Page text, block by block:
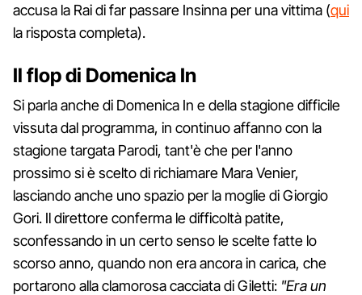
accusa la Rai di far passare Insinna per una vittima (qui
la risposta completa).
Il flop di Domenica In
Si parla anche di Domenica In e della stagione difficile
vissuta dal programma, in continuo affanno con la
stagione targata Parodi, tant'è che per l'anno
prossimo si è scelto di richiamare Mara Venier,
lasciando anche uno spazio per la moglie di Giorgio
Gori. Il direttore conferma le difficoltà patite,
sconfessando in un certo senso le scelte fatte lo
scorso anno, quando non era ancora in carica, che
portarono alla clamorosa cacciata di Giletti: "Era un